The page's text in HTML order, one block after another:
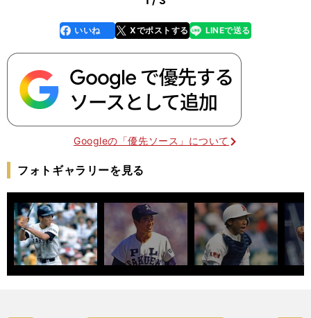
faceboo
k
いいね Xでポストする
line LINEで送る
Googleの「優先ソース」について
フォトギャラリーを見る